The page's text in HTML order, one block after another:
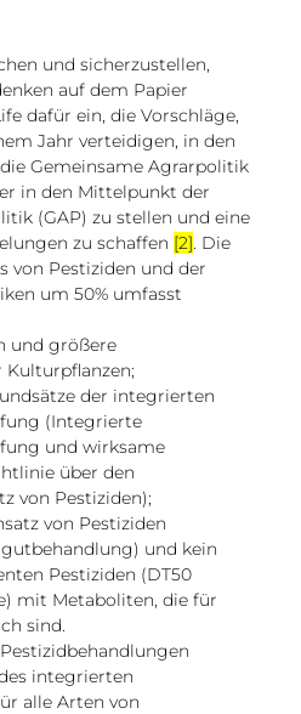
und sicherzustellen,
auf dem Papier
dafür ein, die Vorschläge,
Jahr verteidigen, in den
Gemeinsame Agrarpolitik
in den Mittelpunkt der
(GAP) zu stellen und eine
zu schaffen [2]. Die
von Pestiziden und der
um 50% umfasst
und größere
Kulturpflanzen;
der integrierten
(Integrierte
und wirksame
über den
von Pestiziden);
von Pestiziden
und kein
Pestiziden (DT50
mit Metaboliten, die für
sind.
integrierten
alle Arten von